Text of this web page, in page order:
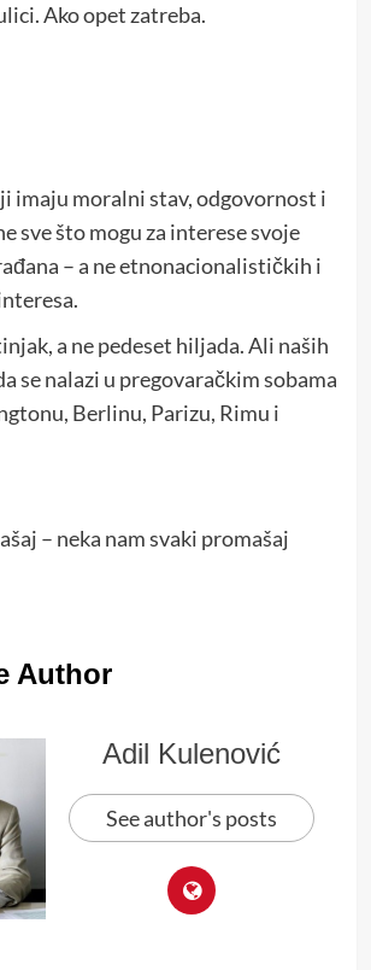
Ako opet zatreba.
imaju moralni stav, odgovornost i
sve što mogu za interese svoje
– a ne etnonacionalističkih i
a ne pedeset hiljada. Ali naših
se nalazi u pregovaračkim sobama
Berlinu, Parizu, Rimu i
– neka nam svaki promašaj
Author
Adil Kulenović
See author's posts